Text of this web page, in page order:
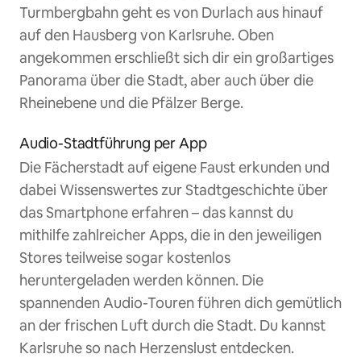
Turmbergbahn geht es von Durlach aus hinauf
auf den Hausberg von Karlsruhe. Oben
angekommen erschließt sich dir ein großartiges
Panorama über die Stadt, aber auch über die
Rheinebene und die Pfälzer Berge.
Audio-Stadtführung per App
Die Fächerstadt auf eigene Faust erkunden und
dabei Wissenswertes zur Stadtgeschichte über
das Smartphone erfahren – das kannst du
mithilfe zahlreicher Apps, die in den jeweiligen
Stores teilweise sogar kostenlos
heruntergeladen werden können. Die
spannenden Audio-Touren führen dich gemütlich
an der frischen Luft durch die Stadt. Du kannst
Karlsruhe so nach Herzenslust entdecken.